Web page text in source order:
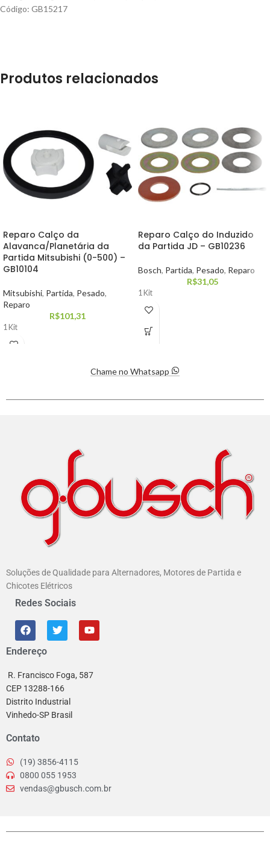
Código: GB15217
Produtos relacionados
Reparo Calço da
Alavanca/Planetária da
Partida Mitsubishi (0-500) –
GB10104
Mitsubishi, Partida, Pesado,
Reparo
R$101,31
1 Kit
Reparo Calço do Induzido
da Partida JD – GB10236
Bosch, Partida, Pesado, Reparo
R$31,05
1 Kit
Chame no Whatsapp
Soluções de Qualidade para Alternadores, Motores de Partida e
Chicotes Elétricos
Redes Sociais
Endereço
R. Francisco Foga, 587
CEP 13288-166
Distrito Industrial
Vinhedo-SP Brasil
Contato
(19) 3856-4115
0800 055 1953
vendas@gbusch.com.br